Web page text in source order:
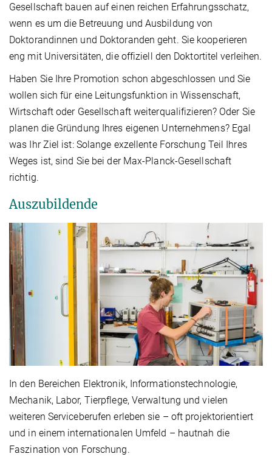
Gesellschaft bauen auf einen reichen Erfahrungsschatz,
wenn es um die Betreuung und Ausbildung von
Doktorandinnen und Doktoranden geht. Sie kooperieren
eng mit Universitäten, die offiziell den Doktortitel verleihen.
Haben Sie Ihre Promotion schon abgeschlossen und Sie
wollen sich für eine Leitungsfunktion in Wissenschaft,
Wirtschaft oder Gesellschaft weiterqualifizieren? Oder Sie
planen die Gründung Ihres eigenen Unternehmens? Egal
was Ihr Ziel ist: Solange exzellente Forschung Teil Ihres
Weges ist, sind Sie bei der Max-Planck-Gesellschaft
richtig.
Auszubildende
In den Bereichen Elektronik, Informationstechnologie,
Mechanik, Labor, Tierpflege, Verwaltung und vielen
weiteren Serviceberufen erleben sie – oft projektorientiert
und in einem internationalen Umfeld – hautnah die
Faszination von Forschung.